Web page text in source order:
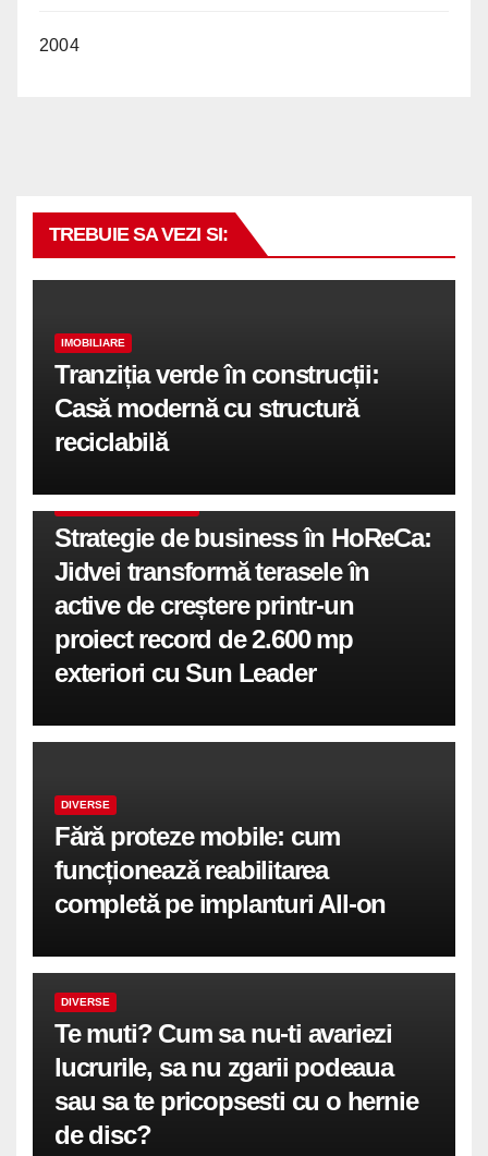
2004
TREBUIE SA VEZI SI:
IMOBILIARE
Tranziția verde în construcții:
Casă modernă cu structură
reciclabilă
Strategie de business în HoReCa:
Jidvei transformă terasele în
active de creștere printr-un
proiect record de 2.600 mp
exteriori cu Sun Leader
DIVERSE
Fără proteze mobile: cum
funcționează reabilitarea
completă pe implanturi All-on
DIVERSE
Te muti? Cum sa nu-ti avariezi
lucrurile, sa nu zgarii podeaua
sau sa te pricopsesti cu o hernie
de disc?